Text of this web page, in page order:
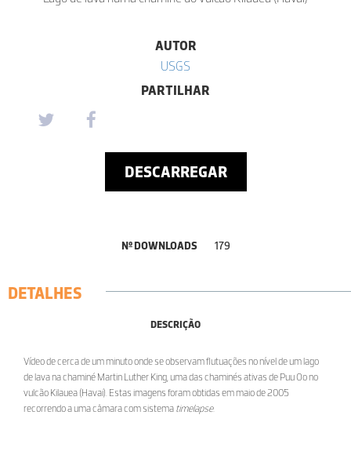
AUTOR
USGS
PARTILHAR
DESCARREGAR
Nº DOWNLOADS 179
DETALHES
DESCRIÇÃO
Vídeo de cerca de um minuto onde se observam flutuações no nível de um lago
de lava na chaminé Martin Luther King, uma das chaminés ativas de Puu Oo no
vulcão Kilauea (Havai). Estas imagens foram obtidas em maio de 2005
recorrendo a uma câmara com sistema timelapse.